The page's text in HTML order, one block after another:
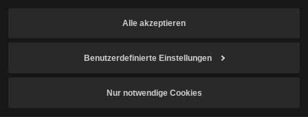
Alle akzeptieren
Benutzerdefinierte Einstellungen
Nur notwendige Cookies
höheren Schadensreduktionswerten angepasst.
Kauf-/Verkaufsvormerkungen auf dem Zentralmarkt storniert.